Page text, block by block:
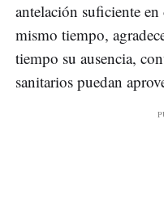
antelación suficiente
mismo tiempo,
tiempo su ausencia,
sanitarios puedan